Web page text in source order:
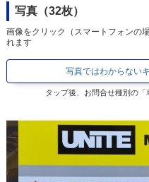
写真（32枚）
画像をクリック（スマートフォンの
れます
写真ではわからない
タップ後、お問合せ種別の